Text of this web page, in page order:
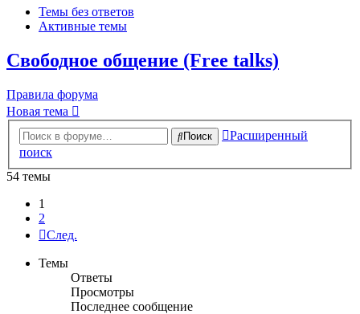
Темы без ответов
Активные темы
Свободное общение (Free talks)
Правила форума
Новая тема
Поиск
Расширенный
поиск
54 темы
1
2
След.
Темы
Ответы
Просмотры
Последнее сообщение